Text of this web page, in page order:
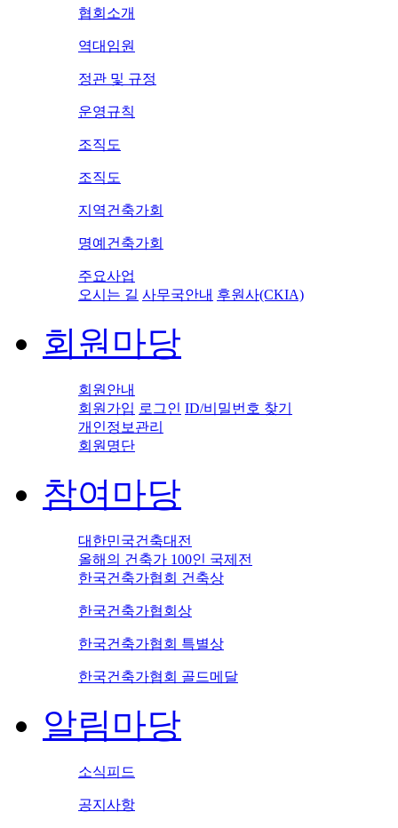
협회소개
역대임원
정관 및 규정
운영규칙
조직도
조직도
지역건축가회
명예건축가회
주요사업
오시는 길 사무국안내 후원사(CKIA)
회원마당
회원안내
회원가입 로그인 ID/비밀번호 찾기
개인정보관리
회원명단
참여마당
대한민국건축대전
올해의 건축가 100인 국제전
한국건축가협회 건축상
한국건축가협회상
한국건축가협회 특별상
한국건축가협회 골드메달
알림마당
소식피드
공지사항